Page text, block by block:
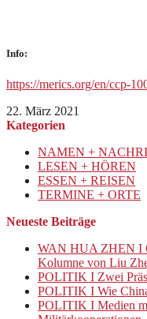
Info:
https://merics.org/en/ccp-
22. März 2021
Kategorien
NAMEN +
LESEN + HÖREN
ESSEN + REISEN
TERMINE + ORTE
Neueste Beiträge
WAN HUA ZHEN I
Kolumne von Liu
POLITIK I Zwei
POLITIK I Wie
POLITIK I Medien